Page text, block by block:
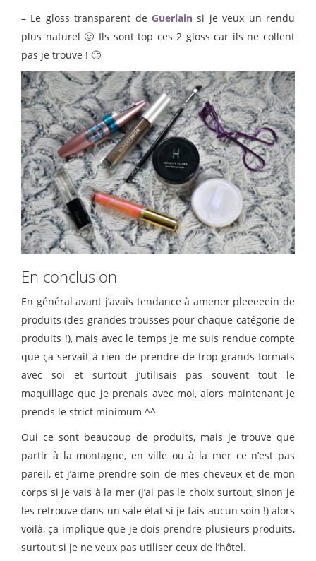
– Le gloss transparent de Guerlain si je veux un rendu
plus naturel 🙂 Ils sont top ces 2 gloss car ils ne collent
pas je trouve ! 🙂
En conclusion
En général avant j’avais tendance à amener pleeeeein de
produits (des grandes trousses pour chaque catégorie de
produits !), mais avec le temps je me suis rendue compte
que ça servait à rien de prendre de trop grands formats
avec soi et surtout j’utilisais pas souvent tout le
maquillage que je prenais avec moi, alors maintenant je
prends le strict minimum ^^
Oui ce sont beaucoup de produits, mais je trouve que
partir à la montagne, en ville ou à la mer ce n’est pas
pareil, et j’aime prendre soin de mes cheveux et de mon
corps si je vais à la mer (j’ai pas le choix surtout, sinon je
les retrouve dans un sale état si je fais aucun soin !) alors
voilà, ça implique que je dois prendre plusieurs produits,
surtout si je ne veux pas utiliser ceux de l’hôtel.